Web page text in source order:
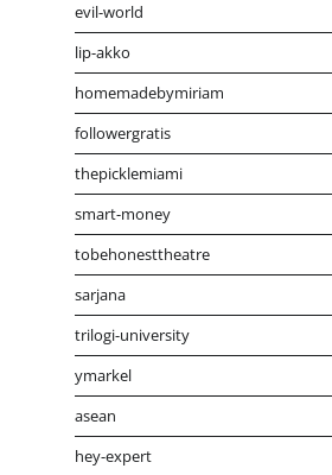
evil-world
lip-akko
homemadebymiriam
followergratis
thepicklemiami
smart-money
tobehonesttheatre
sarjana
trilogi-university
ymarkel
asean
hey-expert